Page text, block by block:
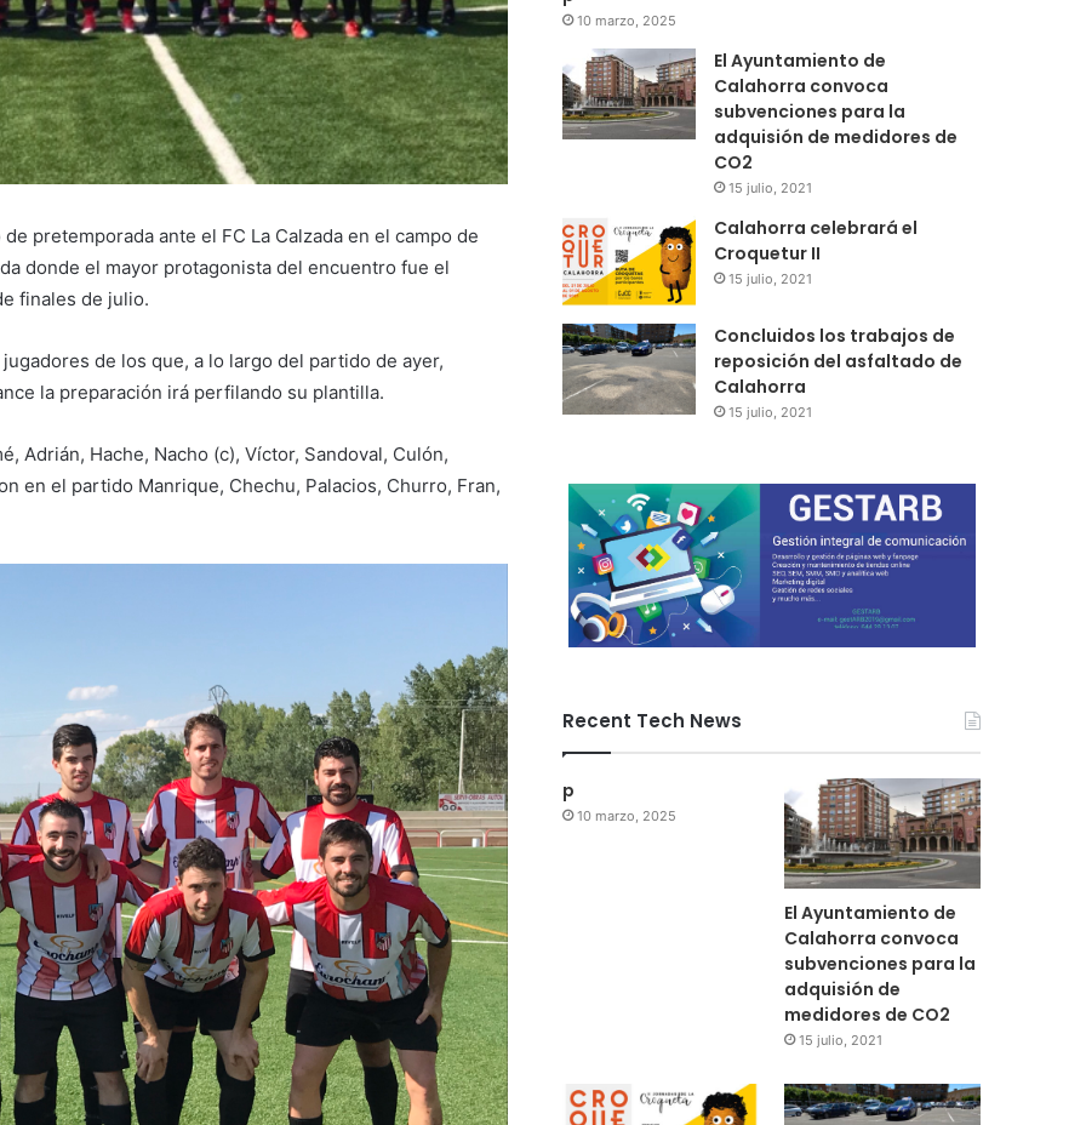
pretemporada ante el FC La Calzada en el campo de
donde el mayor protagonista del encuentro fue el
finales de julio.
de los que, a lo largo del partido de ayer,
la preparación irá perfilando su plantilla.
Adrián, Hache, Nacho (c), Víctor, Sandoval, Culón,
en el partido Manrique, Chechu, Palacios, Churro, Fran,
10 marzo, 2025
El Ayuntamiento de
Calahorra convoca
subvenciones para la
adquisión de medidores de
CO2
15 julio, 2021
Calahorra celebrará el
Croquetur II
15 julio, 2021
Concluidos los trabajos de
reposición del asfaltado de
Calahorra
15 julio, 2021
Recent Tech News
p
10 marzo, 2025
El Ayuntamiento de
Calahorra convoca
subvenciones para la
adquisión de
medidores de CO2
15 julio, 2021